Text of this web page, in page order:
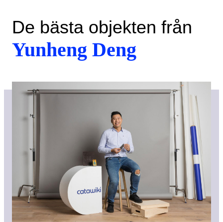
De bästa objekten från
Yunheng Deng